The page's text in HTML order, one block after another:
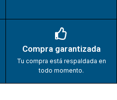
Compra garantizada
Tu compra está respaldada en
todo momento.